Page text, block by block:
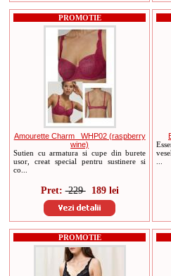
PROMOTIE
Amourette Charm _WHP02 (raspberry
wine)
Sutien cu armatura si cupe din burete
usor, creat special pentru sustinere si
co...
Pret:229189 lei
PROMOTIE